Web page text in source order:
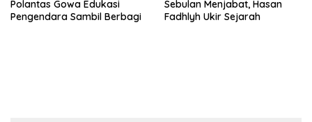
Polantas Gowa Edukasi
Pengendara Sambil Berbagi
Sebulan Menjabat, Hasan
Fadhlyh Ukir Sejarah